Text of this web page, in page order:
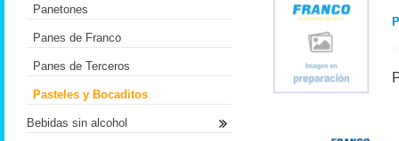
Panetones
Panes de Franco
Panes de Terceros
Pasteles y Bocaditos
Bebidas sin alcohol